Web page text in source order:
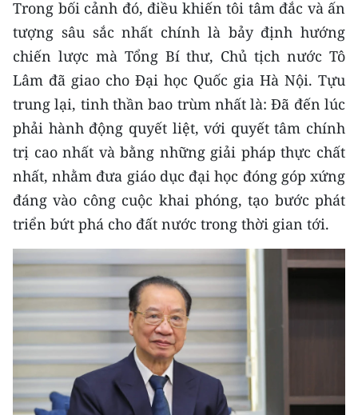
Đồng bằng sông Hồng
Bắc Trung Bộ
Duyên hải Nam Trung Bộ và Tây
Nguyên
Đông Nam Bộ
Đồng bằng sông Cửu Long
Chuyên trang Hà Nội
Chuyên trang TP. Hồ Chí Minh
CHUYÊN ĐỀ
CÁC CHUYÊN TRANG
VỀ BÁO NHÂN DÂN
Trong bối cảnh đó, điều khiến tôi tâm đắc và ấn
tượng sâu sắc nhất chính là bảy định hướng
chiến lược mà Tổng Bí thư, Chủ tịch nước Tô
Lâm đã giao cho Đại học Quốc gia Hà Nội. Tựu
trung lại, tinh thần bao trùm nhất là: Đã đến lúc
phải hành động quyết liệt, với quyết tâm chính
trị cao nhất và bằng những giải pháp thực chất
nhất, nhằm đưa giáo dục đại học đóng góp xứng
đáng vào công cuộc khai phóng, tạo bước phát
triển bứt phá cho đất nước trong thời gian tới.